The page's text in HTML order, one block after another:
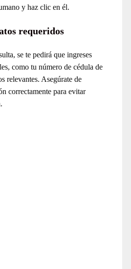
y haz clic en él.
requeridos
se te pedirá que ingreses
como tu número de cédula de
relevantes. Asegúrate de
correctamente para evitar